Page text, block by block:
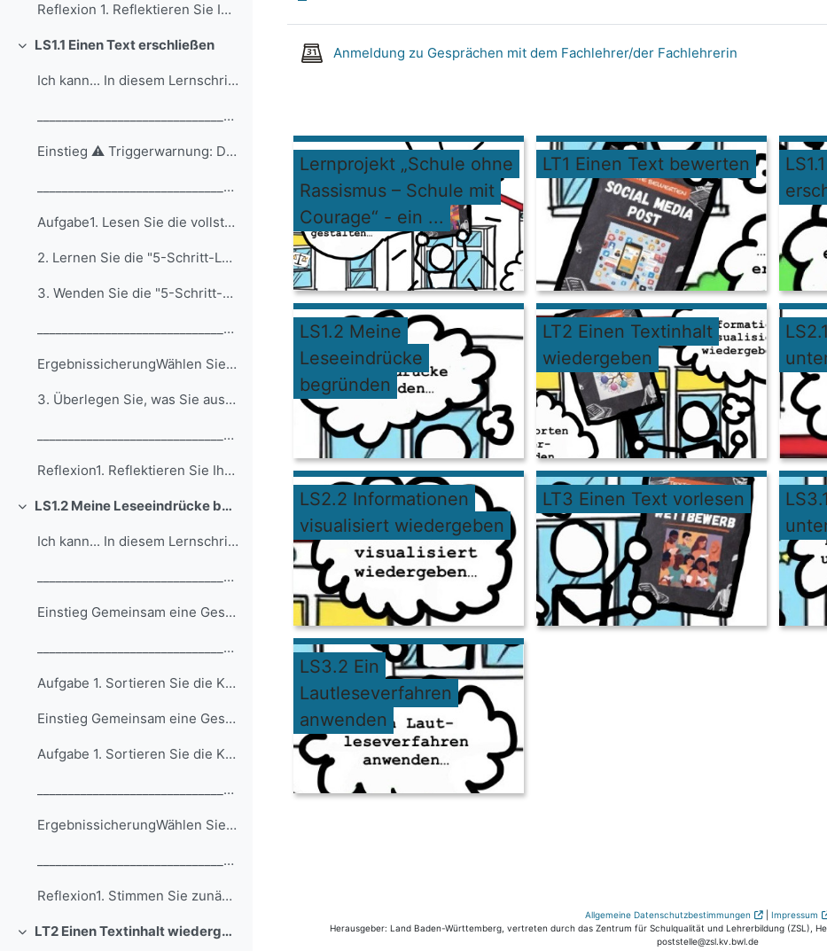
Reflexion 1. Reflektieren Sie Ihren Lernprozess mi...
Einklappen
LS1.1 Einen Text erschließen
Ich kann... In diesem Lernschritt lerne ich Folgen...
__________________________________________________... (Kopie) (Kopie) (Kopie) (Kopie) (Kopie) (Kopie) (Kopie) (Kopie) (Kopie)
Einstieg ⚠️ Triggerwarnung: Der folgende Inhalt en...
__________________________________________________... (Kopie) (Kopie) (Kopie) (Kopie) (Kopie) (Kopie) (Kopie) (Kopie)
Aufgabe1. Lesen Sie die vollständige Kurzgeschicht...
2. Lernen Sie die "5-Schritt-Lesemethode" kennen, ...
3. Wenden Sie die "5-Schritt-Lesemethode" an der K...
__________________________________________________... (Kopie) (Kopie) (Kopie) (Kopie) (Kopie) (Kopie) (Kopie)
ErgebnissicherungWählen Sie einen Lernpartner auf ...
3. Überlegen Sie, was Sie aus der Kurzgeschichte g...
__________________________________________________... (Kopie) (Kopie) (Kopie) (Kopie) (Kopie) (Kopie) (Kopie) (Kopie) (Kopie)
Reflexion1. Reflektieren Sie Ihren Lernprozess.
Einklappen LS1.2 Meine Leseeindrücke begründen
Ich kann... In diesem Lernschritt lerne ich Folgen...
__________________________________________________... (Kopie) (Kopie) (Kopie) (Kopie) (Kopie) (Kopie) (Kopie) (Kopie)
Einstieg Gemeinsam eine Geschichte erzählen1. Betr...
__________________________________________________... (Kopie) (Kopie) (Kopie) (Kopie) (Kopie) (Kopie) (Kopie) (Kopie) (Kopie)
Aufgabe 1. Sortieren Sie die Kriterien, anhand der...
Einstieg Gemeinsam eine Geschichte erzählen1. Betr... (Kopie)
Aufgabe 1. Sortieren Sie die Kriterien, anhand der... (Kopie)
__________________________________________________... (Kopie) (Kopie) (Kopie) (Kopie) (Kopie) (Kopie) (Kopie) (Kopie) (Kopie) (Kopie)
ErgebnissicherungWählen Sie einen Lernpartner (auf...
__________________________________________________... (Kopie) (Kopie) (Kopie) (Kopie) (Kopie) (Kopie) (Kopie) (Kopie) (Kopie) (Kopie) (Kopie)
Reflexion1. Stimmen Sie zunächst bei der (anonymen...
Einklappen LT2 Einen Textinhalt wiedergeben
Anmeldung zu Gesprächen mit dem Fachlehrer/der Fachlehrerin
Lernprojekt „Schule ohne
Rassismus – Schule mit
Courage“ - ein ...
LT1 Einen Text bewerten
LS1.2 Meine
Leseeindrücke
begründen
LT2 Einen Textinhalt
wiedergeben
LS2.2 Informationen
visualisiert wiedergeben
LT3 Einen Text vorlesen
LS3.2 Ein
Lautleseverfahren
anwenden
Allgemeine Datenschutzbestimmungen
Impressum
Herausgeber: Land Baden-Württemberg, vertreten durch das Zentrum für Schulqualität und Lehrerbildung (ZSL),
poststelle@zsl.kv.bwl.de